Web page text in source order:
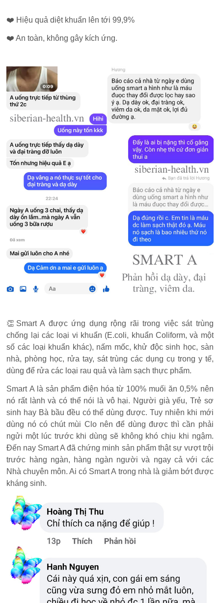
❤️ Hiệu quả diệt khuẩn lên tới 99,9%
❤️ An toàn, không gây kích ứng.
👏Smart A được ứng dụng rộng rãi trong việc sát trùng
chống lại các loại vi khuẩn (E.coli, khuẩn Coliform, và một
số các loại khuẩn khác), nấm mốc, khử độc sinh học, sàn
nhà, phòng học, rửa tay, sát trùng các dụng cụ trong y tế,
dùng để rửa các loại rau quả và làm sạch thực phẩm.
Smart A là sản phẩm điện hóa từ 100% muối ăn 0,5% nên
nó rất lành và có thể nói là vô hại. Người già yếu, Trẻ sơ
sinh hay Bà bầu đều có thể dùng được. Tuy nhiên khi mới
dùng nó có chút mùi Clo nên để dùng được thì cần phải
ngửi một lúc trước khi dùng sẽ không khó chịu khi ngậm.
Đến nay Smart A đã chứng minh sản phẩm thật sự vượt trội
trước hàng ngàn, hàng ngàn người và ngay cả với các
Nhà chuyên môn. Ai có Smart A trong nhà là giảm bớt được
kháng sinh.